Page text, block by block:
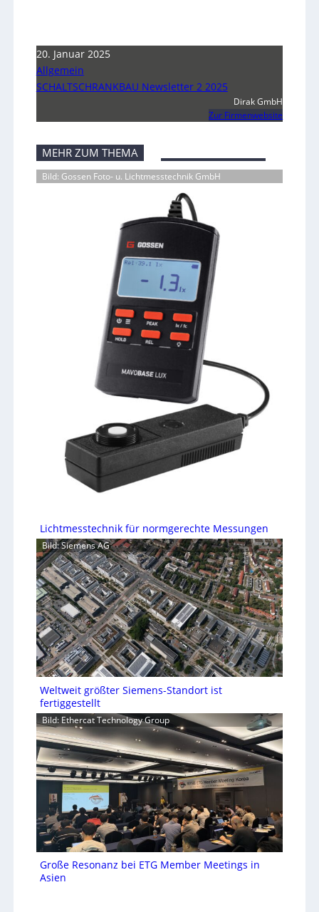
20. Januar 2025
Allgemein
SCHALTSCHRANKBAU Newsletter 2 2025
Dirak GmbH
Zur Firmenwebsite
MEHR ZUM THEMA
Bild: Gossen Foto- u. Lichtmesstechnik GmbH
Lichtmesstechnik für normgerechte Messungen
Bild: Siemens AG
Weltweit größter Siemens-Standort ist
fertiggestellt
Bild: Ethercat Technology Group
Große Resonanz bei ETG Member Meetings in
Asien